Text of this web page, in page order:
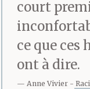
tu sais
sauté
bond,
court
ce que ces
ont à dire.
Anne Vivier